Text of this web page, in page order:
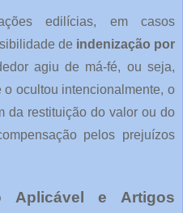
edilícias, em casos
de indenização por
agiu de má-fé, ou seja,
ocultou intencionalmente, o
da restituição do valor ou do
pelos prejuízos
Aplicável e Artigos